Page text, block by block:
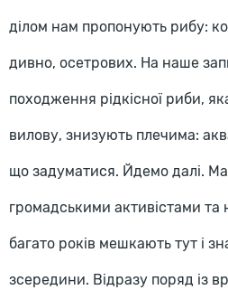
ділом нам пропонують рибу:
дивно, осетрових. На наше
походження рідкісної риби,
вилову, знизують плечима:
що задуматися. Йдемо далі.
громадськими активістами та
багато років мешкають тут і
зсередини. Відразу поряд із